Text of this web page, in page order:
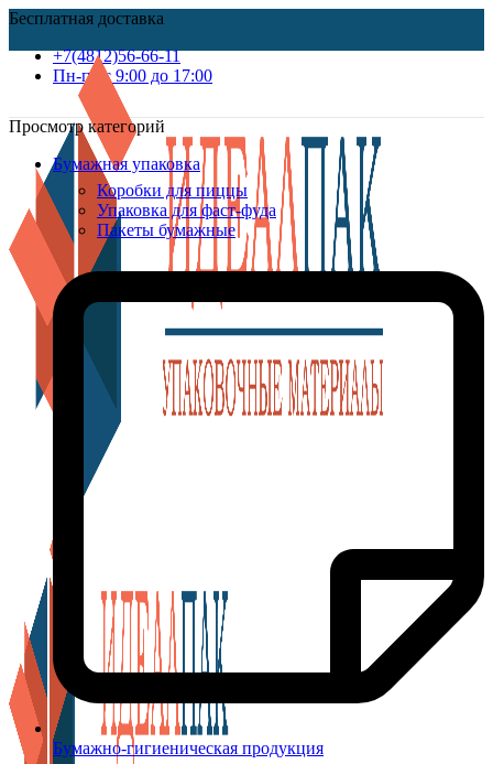
Бесплатная доставка
+7(4812)56-66-11
Пн-пт c 9:00 до 17:00
Просмотр категорий
Бумажная упаковка
Коробки для пиццы
Упаковка для фаст-фуда
Пакеты бумажные
Бумажно-гигиеническая продукция